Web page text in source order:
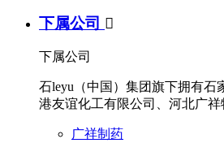
下属公司 
下属公司
石leyu（中国）集团旗下拥有
港友谊化工有限公司、河北广
广祥制药